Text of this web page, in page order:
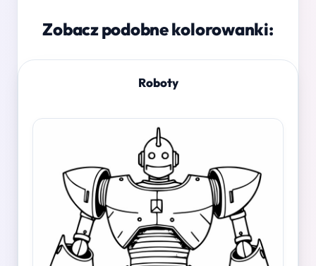
Zobacz podobne kolorowanki:
Roboty